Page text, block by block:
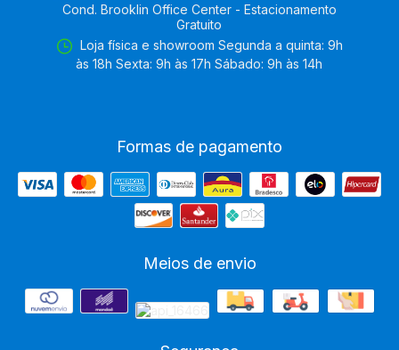
Cond. Brooklin Office Center - Estacionamento
Gratuito
Loja física e showroom Segunda a quinta: 9h
às 18h Sexta: 9h às 17h Sábado: 9h às 14h
Formas de pagamento
Meios de envio